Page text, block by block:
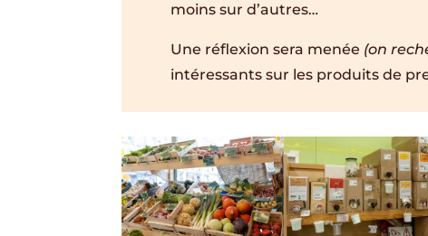
moins sur d’autres…
Une réflexion sera menée (on
intéressants sur les produits de